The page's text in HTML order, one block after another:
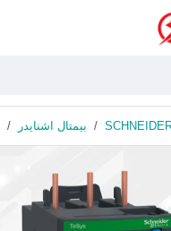
/ بیمتال اشنایدر /